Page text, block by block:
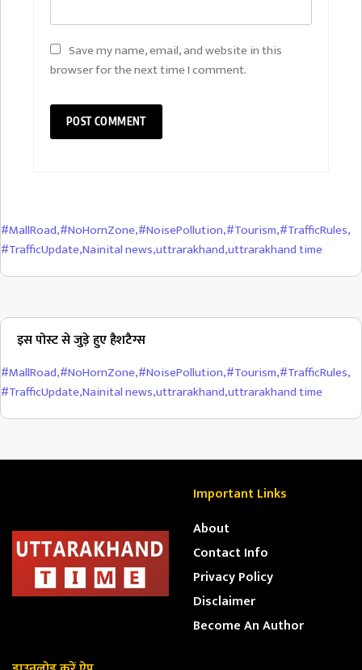
Save my name, email, and website in this
browser for the next time I comment.
#MallRoad,#NoHornZone,#NoisePollution,#Tourism,#TrafficRules,
#TrafficUpdate,Nainital news,uttrarakhand,uttrarakhand time
इस पोस्ट से जुड़े हुए हैशटैग्स
#MallRoad,#NoHornZone,#NoisePollution,#Tourism,#TrafficRules,
#TrafficUpdate,Nainital news,uttrarakhand,uttrarakhand time
Important Links
About
Contact Info
Privacy Policy
Disclaimer
Become An Author